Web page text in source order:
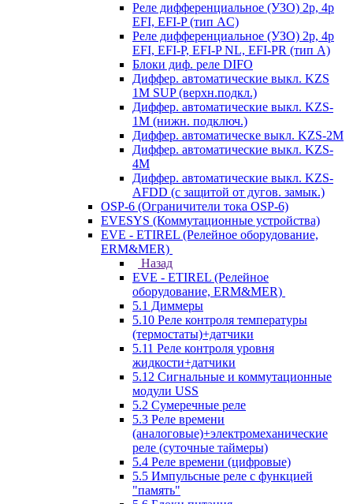
Реле дифференциальное (УЗО) 2р, 4р
EFI, EFI-P (тип AС)
Реле дифференциальное (УЗО) 2р, 4р
EFI, EFI-P, EFI-P NL, EFI-PR (тип A)
Блоки диф. реле DIFO
Диффер. автоматические выкл. KZS
1M SUP (верхн.подкл.)
Диффер. автоматические выкл. KZS-
1M (нижн. подключ.)
Диффер. автоматическе выкл. KZS-2M
Диффер. автоматические выкл. KZS-
4M
Диффер. автоматические выкл. KZS-
AFDD (с защитой от дугов. замык.)
OSP-6 (Ограничители тока OSP-6)
EVESYS (Коммутационные устройства)
EVE - ETIREL (Релейное оборудование,
ERM&MER)
Назад
EVE - ETIREL (Релейное
оборудование, ERM&MER)
5.1 Диммеры
5.10 Реле контроля температуры
(термостаты)+датчики
5.11 Реле контроля уровня
жидкости+датчики
5.12 Сигнальные и коммутационные
модули USS
5.2 Сумеречные реле
5.3 Реле времени
(аналоговые)+электромеханические
реле (суточные таймеры)
5.4 Реле времени (цифровые)
5.5 Импульсные реле с функцией
"память"